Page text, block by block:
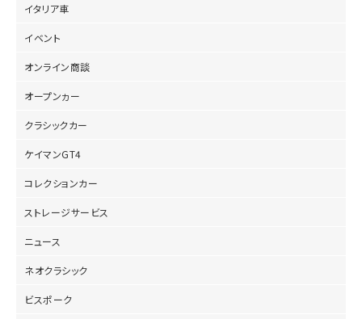
イタリア車
イベント
オンライン商談
オープンヵー
クラシックカー
ケイマンGT4
コレクションカー
ストレージサービス
ニュース
ネオクラシック
ビスポーク